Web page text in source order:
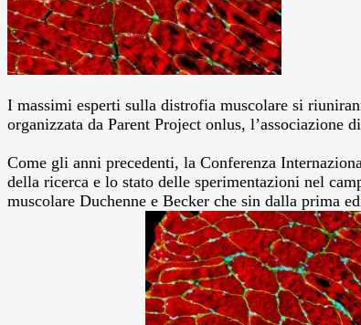
I massimi esperti sulla distrofia muscolare si
organizzata da Parent Project onlus,
Come gli anni precedenti, la Conferenza
della ricerca e lo stato delle sperimentazioni nel
muscolare Duchenne e Becker che sin dalla prima